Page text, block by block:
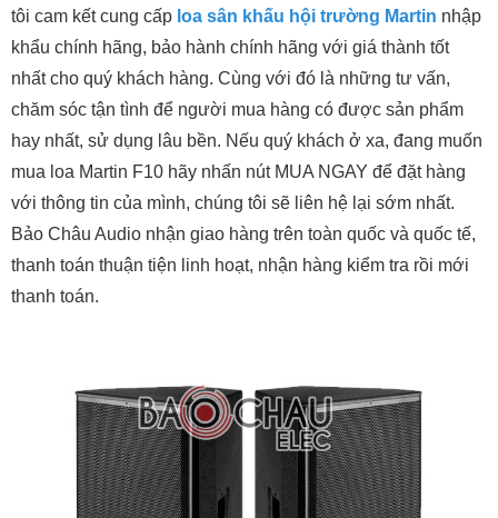
tôi cam kết cung cấp loa sân khấu hội trường Martin nhập
khẩu chính hãng, bảo hành chính hãng với giá thành tốt
nhất cho quý khách hàng. Cùng với đó là những tư vấn,
chăm sóc tận tình để người mua hàng có được sản phẩm
hay nhất, sử dụng lâu bền. Nếu quý khách ở xa, đang muốn
mua loa Martin F10 hãy nhấn nút MUA NGAY để đặt hàng
với thông tin của mình, chúng tôi sẽ liên hệ lại sớm nhất.
Bảo Châu Audio nhận giao hàng trên toàn quốc và quốc tế,
thanh toán thuận tiện linh hoạt, nhận hàng kiểm tra rồi mới
thanh toán.